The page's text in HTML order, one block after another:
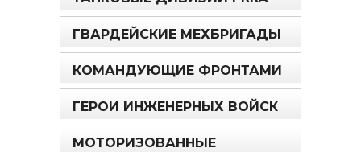
ГВАРДЕЙСКИЕ МЕХБРИГАДЫ
КОМАНДУЮЩИЕ ФРОНТАМИ
ГЕРОИ ИНЖЕНЕРНЫХ ВОЙСК
МОТОРИЗОВАННЫЕ